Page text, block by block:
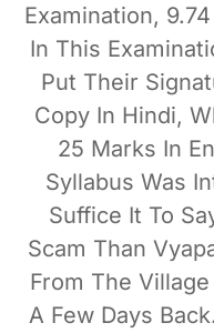
Examination,
In This
Put Their
Copy In Hindi,
25 Marks In
Syllabus Was
Suffice It To
Scam Than
From The
A Few Days